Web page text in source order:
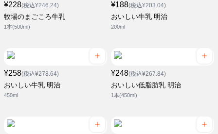
¥228(税込¥246.24)
牧場のまごころ牛乳
1本(500ml)
¥188(税込¥203.04)
おいしい牛乳 明治
200ml
¥258(税込¥278.64)
おいしい牛乳 明治
450ml
¥248(税込¥267.84)
おいしい低脂肪乳 明治
1本(450ml)